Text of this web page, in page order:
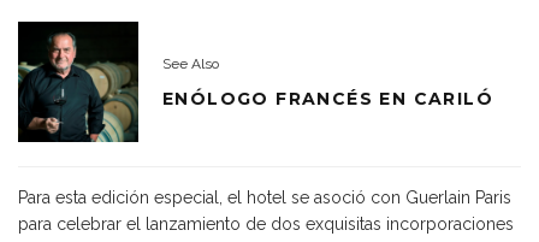
See Also
ENÓLOGO FRANCÉS EN CARILÓ
Para esta edición especial, el hotel se asoció con Guerlain Paris
para celebrar el lanzamiento de dos exquisitas incorporaciones